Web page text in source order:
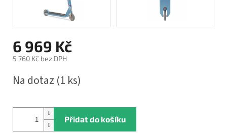
6 969 Kč
5 760 Kč bez DPH
cena:
Na dotaz (1 ks)
Přidat do košíku